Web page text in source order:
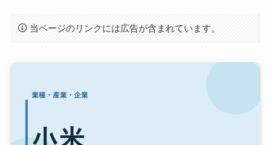
当ページのリンクには広告が含まれています。